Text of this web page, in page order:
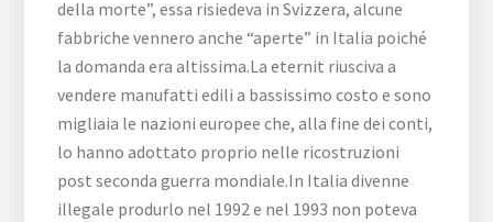
della morte”, essa risiedeva in Svizzera, alcune
fabbriche vennero anche “aperte” in Italia poiché
la domanda era altissima.La eternit riusciva a
vendere manufatti edili a bassissimo costo e sono
migliaia le nazioni europee che, alla fine dei conti,
lo hanno adottato proprio nelle ricostruzioni
post seconda guerra mondiale.In Italia divenne
illegale produrlo nel 1992 e nel 1993 non poteva